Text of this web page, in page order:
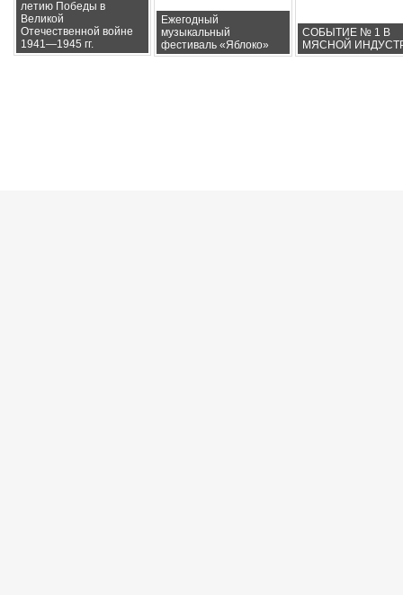
летию Победы в
Великой
Отечественной войне
1941—1945 гг.
Ежегодный
музыкальный
фестиваль «Яблоко»
СОБЫТИЕ № 1 В
МЯСНОЙ